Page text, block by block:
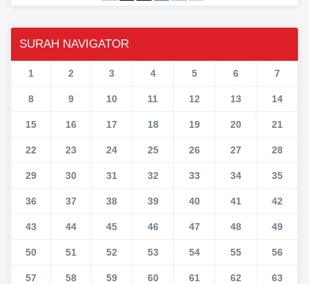
SURAH NAVIGATOR
1 2 3 4 5 6 7
8 9 10 11 12 13 14
15 16 17 18 19 20 21
22 23 24 25 26 27 28
29 30 31 32 33 34 35
36 37 38 39 40 41 42
43 44 45 46 47 48 49
50 51 52 53 54 55 56
57 58 59 60 61 62 63